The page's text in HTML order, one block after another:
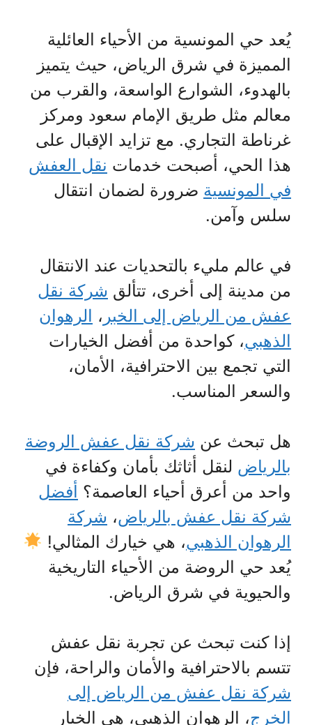
يُعد حي المونسية من الأحياء العائلية
المميزة في شرق الرياض، حيث يتميز
بالهدوء، الشوارع الواسعة، والقرب من
معالم مثل طريق الإمام سعود ومركز
غرناطة التجاري. مع تزايد الإقبال على
هذا الحي، أصبحت خدمات نقل العفش
في المونسية ضرورة لضمان انتقال
سلس وآمن.
في عالم مليء بالتحديات عند الانتقال
من مدينة إلى أخرى، تتألق شركة نقل
عفش من الرياض إلى الخبر ، الرهوان
الذهبي، كواحدة من أفضل الخيارات
التي تجمع بين الاحترافية، الأمان،
والسعر المناسب.
هل تبحث عن شركة نقل عفش الروضة
بالرياض لنقل أثاثك بأمان وكفاءة في
واحد من أعرق أحياء العاصمة؟ أفضل
شركة نقل عفش بالرياض، شركة
الرهوان الذهبي، هي خيارك المثالي!
يُعد حي الروضة من الأحياء التاريخية
والحيوية في شرق الرياض.
إذا كنت تبحث عن تجربة نقل عفش
تتسم بالاحترافية والأمان والراحة، فإن
شركة نقل عفش من الرياض إلى
الخرج، الرهوان الذهبي، هي الخيار